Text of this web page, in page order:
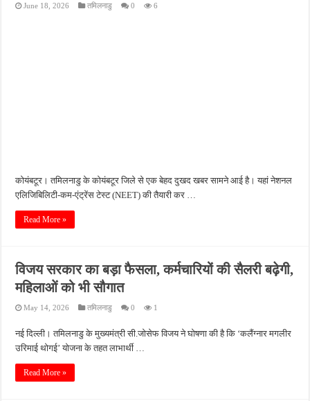
फतेहपुर में 12 अगस्त से शुरू होगा एचआईवी-एड्स जागरूकता अभियान, डीएम ने दिए प्रभावी
June 18, 2026 तमिलनाडु 0 6
कोयंबटूर। तमिलनाडु के कोयंबटूर जिले से एक बेहद दुखद खबर सामने आई है। यहां नेशनल
एलिजिबिलिटी-कम-एंट्रेंस टेस्ट (NEET) की तैयारी कर …
Read More »
विजय सरकार का बड़ा फैसला, कर्मचारियों की सैलरी बढ़ेगी,
महिलाओं को भी सौगात
May 14, 2026 तमिलनाडु 0 1
नई दिल्ली। तमिलनाडु के मुख्यमंत्री सी.जोसेफ विजय ने घोषणा की है कि ‘कलैंग्नार मगलीर
उरिमाई थोगई’ योजना के तहत लाभार्थी …
Read More »